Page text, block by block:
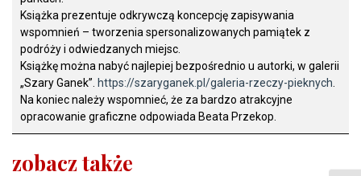
Książka prezentuje odkrywczą koncepcję zapisywania
wspomnień – tworzenia spersonalizowanych pamiątek z
podróży i odwiedzanych miejsc.
Książkę można nabyć najlepiej bezpośrednio u autorki, w galerii
„Szary Ganek”. https://szaryganek.pl/galeria-rzeczy-pieknych
Na koniec należy wspomnieć, że za bardzo atrakcyjne
opracowanie graficzne odpowiada Beata Przekop.
zobacz także